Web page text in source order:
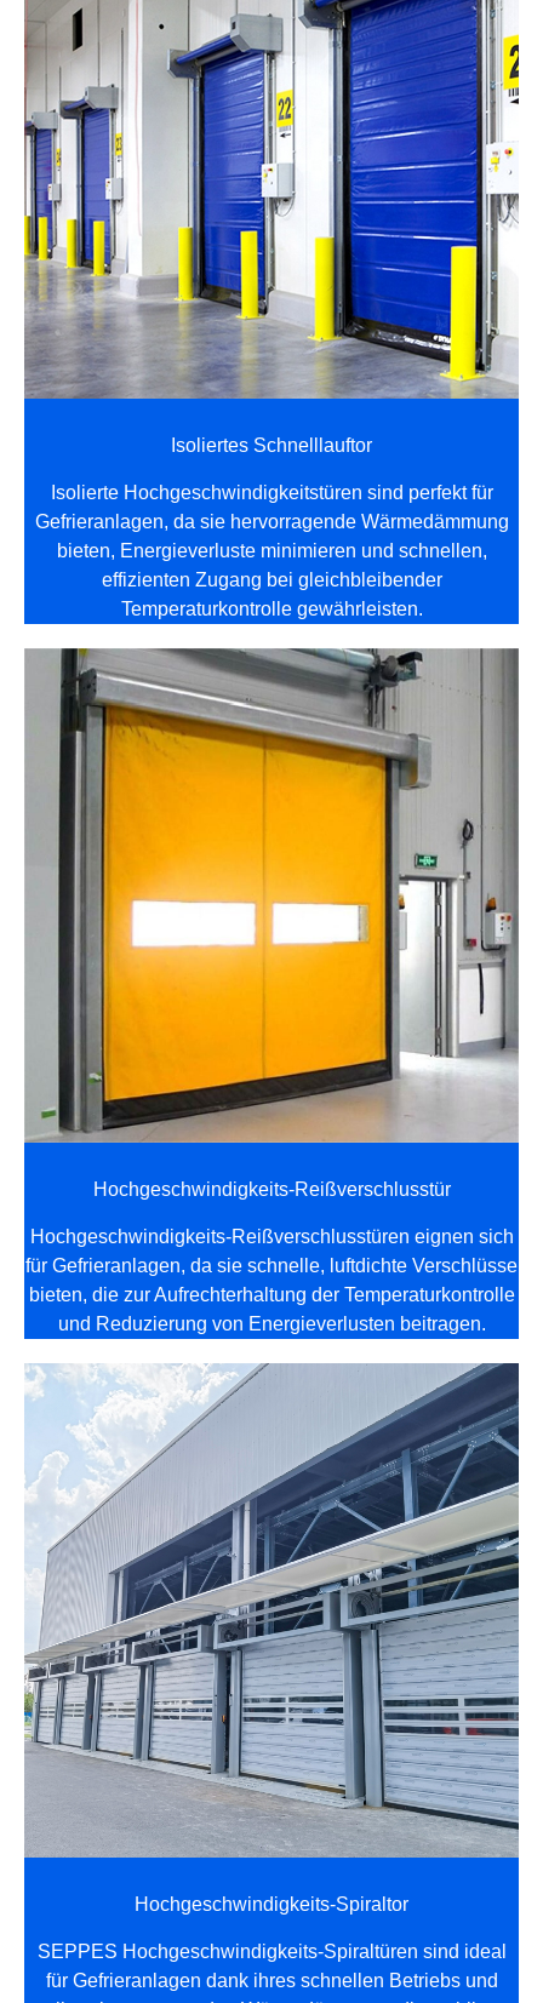
Isoliertes Schnelllauftor
Isolierte Hochgeschwindigkeitstüren sind perfekt für
Gefrieranlagen, da sie hervorragende Wärmedämmung
bieten, Energieverluste minimieren und schnellen,
effizienten Zugang bei gleichbleibender
Temperaturkontrolle gewährleisten.
Hochgeschwindigkeits-Reißverschlusstür
Hochgeschwindigkeits-Reißverschlusstüren eignen sich
für Gefrieranlagen, da sie schnelle, luftdichte Verschlüsse
bieten, die zur Aufrechterhaltung der Temperaturkontrolle
und Reduzierung von Energieverlusten beitragen.
Hochgeschwindigkeits-Spiraltor
SEPPES Hochgeschwindigkeits-Spiraltüren sind ideal
für Gefrieranlagen dank ihres schnellen Betriebs und